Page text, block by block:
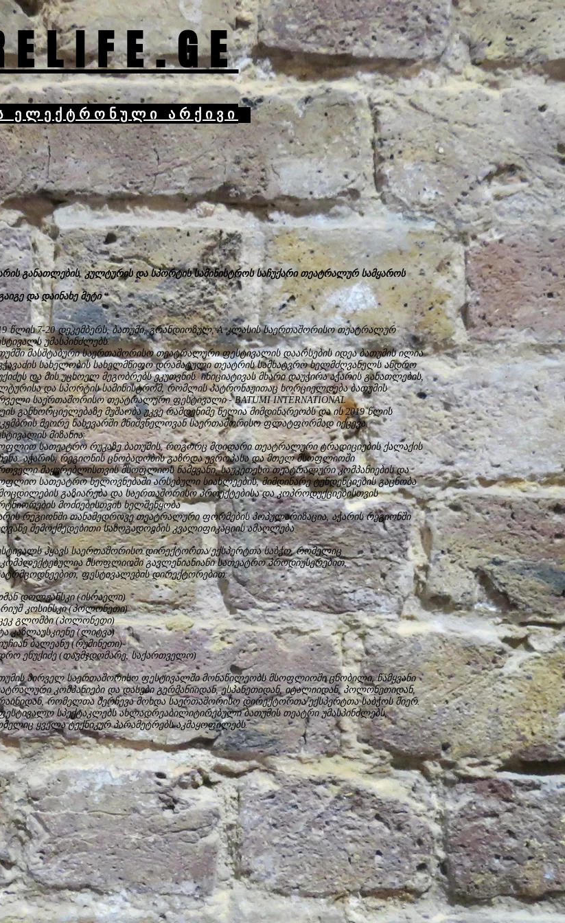
ელექტრონული არქივი
განათლების, კულტურის და სპორტის სამინისტროს საჩუქარი თეატრალურ სამყაროს
და დაინახე მეტი “
წლის 7-20 დეკემბერს, ბათუმი, გრანდიოზულ, A კლასის საერთაშორისო თეატრალურ
უმასპინძლებს.
მასშტაბური საერთაშორისო თეატრალური ფესტივალის დაარსების იდეა ბათუმის ილია
სახელობის სახელმწიფო დრამატული თეატრის სამხატვრო ხელმძღვანელს ანდრო
და მის უცხოელ მეგობრებს ეკუთვნის. ინიციატივას მხარი დაუჭირა აჭარის განათლების,
და სპორტის სამინისტრომ, რომლის პატრონაჟითაც ხორციელდება ბათუმის
საერთაშორისო თეატრალური ფესტივალი - BATUMI INTERNATIONAL
განხორციელებაზე მუშაობა უკვე რამდენიმე წელია მიმდინარეობს და ის 2019 წლის
მეორე ნახევარში მნიშვნელოვან საერთაშორისო ფლატფორმად იქცევა.
მიზანია:
სათეატრო რუკაზე ბათუმის, როგორც მდიდარი თეატრალური ტრადიციების ქალაქის
აჭარის, რეგიონის ცნობადობის გაზრდა ევროპასა და მთელ მსოფლიოში
მაყურებლისთვის მსოფლიოს წამყვანი, საუკეთესო თეატრალური კომპანიების და
სათეატრო ხელოვნებაში არსებული სიახლეების, მიმდინარე ტენდენციების გაცნობა
გაზიარება და საერთაშორისო პროექტებისა და კოპროდუქციებისთვის
მოძიებისთვის ხელშეწყობა
რეგიონში თანამედროვე თეატრალური ფორმების პოპულარიზაცია, აჭარის რეგიონში
შემოქმედებითი საზოგადოების კვალიფიკაციის ამაღლება
ჰყავს საერთაშორისო დირექტორთა/ექსპერტთა საბჭო, რომელიც
მსოფლიოში გავლენიანიანი სათეატრო პროდიუსერებით,
ფესტივალების დირექტორებით:
დოლჟანსკი (ისრაელი)
კოსინსკი (პოლონეთი)
გლომბი (პოლონეთი)
კაზლაუსკიენე (ლიტვა)
ბალეანუ (რუმინეთი)
ენუქიძე (თავმჯდომარე, საქართველო)
პირველ საერთაშორისო ფესტივალში მონაწილეობს მსოფლიოში ცნობილი, წამყვანი
კომპანიები და დასები გერმანიიდან, ესპანეთიდან, იტალიიდან, პოლონეთიდან,
რომელთა შერჩევა მოხდა საერთაშორისო დირექტორთა/ექსპერტთა საბჭოს მიერ.
სპექტაკლებს ახლადრეაბილიტირებული ბათუმის თეატრი უმასპინძლებს,
ყველა ტექნიკურ პარამეტრებს აკმაყოფილებს.